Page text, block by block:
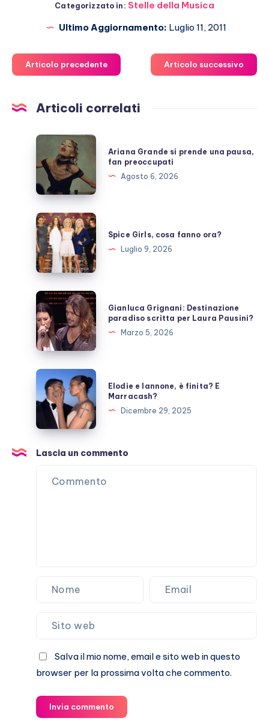
Categorizzato in: Stelle della Musica
Ultimo Aggiornamento: Luglio 11, 2011
Articolo precedente Articolo successivo
Articoli correlati
Ariana
Grande
si
prende
una
pausa,
fan
preoccupati
Ariana Grande si prende una pausa,
fan preoccupati
Agosto 6, 2026
Spice
Girls,
cosa
fanno
ora?
Spice Girls, cosa fanno ora?
Luglio 9, 2026
Gianluca
Grignani:
Destinazione
paradiso
scritta
per
Laura
Pausini?
Gianluca Grignani: Destinazione
paradiso scritta per Laura Pausini?
Marzo 5, 2026
Elodie
e
Iannone,
finita?
E
Marracash?
Elodie e Iannone, è finita? E
Marracash?
Dicembre 29, 2025
Lascia un commento
Salva il mio nome, email e sito web in questo
browser per la prossima volta che commento.
Invia commento